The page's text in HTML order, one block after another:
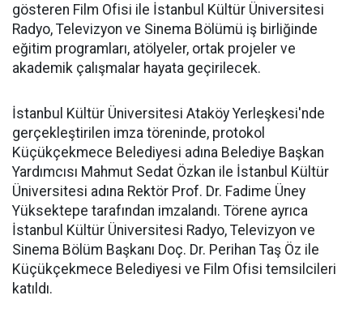
gösteren Film Ofisi ile İstanbul Kültür Üniversitesi
Radyo, Televizyon ve Sinema Bölümü iş birliğinde
eğitim programları, atölyeler, ortak projeler ve
akademik çalışmalar hayata geçirilecek.
İstanbul Kültür Üniversitesi Ataköy Yerleşkesi'nde
gerçekleştirilen imza töreninde, protokol
Küçükçekmece Belediyesi adına Belediye Başkan
Yardımcısı Mahmut Sedat Özkan ile İstanbul Kültür
Üniversitesi adına Rektör Prof. Dr. Fadime Üney
Yüksektepe tarafından imzalandı. Törene ayrıca
İstanbul Kültür Üniversitesi Radyo, Televizyon ve
Sinema Bölüm Başkanı Doç. Dr. Perihan Taş Öz ile
Küçükçekmece Belediyesi ve Film Ofisi temsilcileri
katıldı.